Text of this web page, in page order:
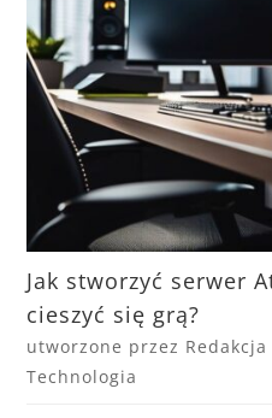
Jak stworzyć serwer
cieszyć się grą?
utworzone przez
Technologia